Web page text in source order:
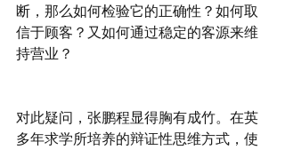
断，那么如何检验它的正确性？如何取
信于顾客？又如何通过稳定的客源来维
持营业？
对此疑问，张鹏程显得胸有成竹。在英
多年求学所培养的辩证性思维方式，使